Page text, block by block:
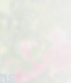
ร